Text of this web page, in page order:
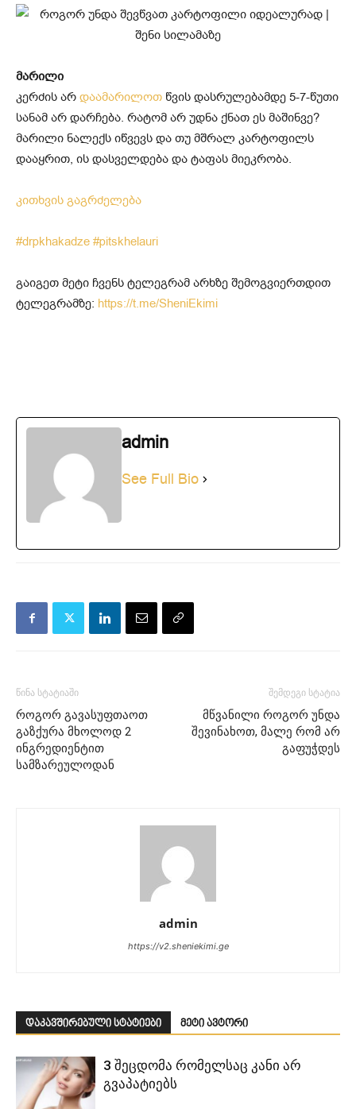
მარილი
კერძის არ დაამარილოთ წვის დასრულებამდე 5-7-წუთი
სანამ არ დარჩება. რატომ არ უდნა ქნათ ეს მაშინვე?
მარილი ნალექს იწვევს და თუ მშრალ კარტოფილს
დააყრით, ის დასველდება და ტაფას მიეკრობა.
კითხვის გაგრძელება
#drpkhakadze #pitskhelauri
გაიგეთ მეტი ჩვენს ტელეგრამ არხზე შემოგვიერთდით
ტელეგრამზე: https://t.me/SheniEkimi
admin
See Full Bio
წინა სტატიაში
როგორ გავასუფთაოთ
გაზქურა მხოლოდ 2
ინგრედიენტით
სამზარეულოდან
შემდეგი სტატია
მწვანილი როგორ უნდა
შევინახოთ, მალე რომ არ
გაფუჭდეს
admin
https://v2.sheniekimi.ge
დაკავშირებული სტატიები მეტი ავტორი
3 შეცდომა რომელსაც კანი არ
გვაპატიებს